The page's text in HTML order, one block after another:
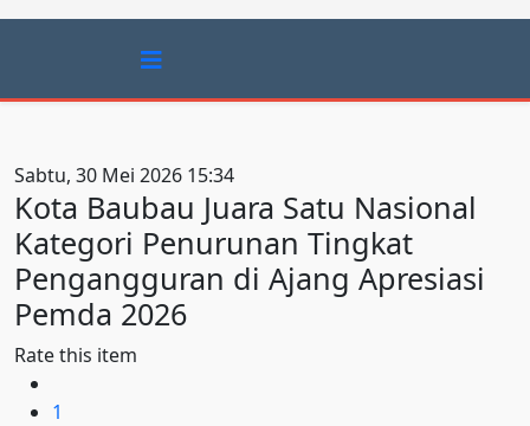
Sabtu, 30 Mei 2026 15:34
Kota Baubau Juara Satu Nasional
Kategori Penurunan Tingkat
Pengangguran di Ajang Apresiasi
Pemda 2026
Rate this item
1